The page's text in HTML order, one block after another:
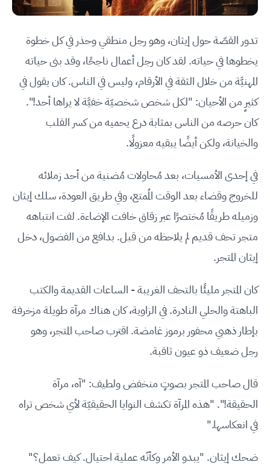
تدور القصّة حول إيثان، وهو رجل منطقي وحذر في كل خطوة
يخطوها في حياته. لقد كان رجل أعمال ناجحًا، وقد بنى حياته
المهنيَّة من خلال الثقة في الأرقام، وليس في الناس. كان يقول في
كثيرٍ من الأحيان: "لكل شخص شخصيّة خفيَّة لا يراها أحد!".
كان حرصه من الناس بمثابة درع يحميه من كسر القلب
والخيانة، ولكن أيضًا يبقيه معزولًا.
في إحدى الأمسيات، بعد مُحاولات مُضنية من أحد زملائه
للخروج وقضاء بعد الوقت المُمتع، وفي طريق العودة، سلك إيثان
وزميله طريقًا مُختصرًا عبر زقاق خافت الإضاءة. لفت انتباهه
متجر تحف قديم لم يلاحظه من قبل. بدافع من الفضول، دخل
إيثان المتجر.
كان المتجر مليئًا بالتحف الغريبة - الساعات القديمة والكتب
الباهتة والحلي النادرة. في الزاوية، كان هناك مرآة طويلة مزخرفة
بإطار ذهبي محفور برموز غامضة. اقترب صاحب المتجر، وهو
رجل ضعيف ذو عيون ثاقبة.
قال صاحب المتجر بصوتٍ منخفض ولطيف: "آه، مرآة
الحقيقة!". "هذه المرآة تكشف النوايا الحقيقيّة لأي شخص تراه
في انعكاسها."
ضحك إيثان. "يبدو الأمر وكأنّه عملية احتيال. كيف تعمل؟"